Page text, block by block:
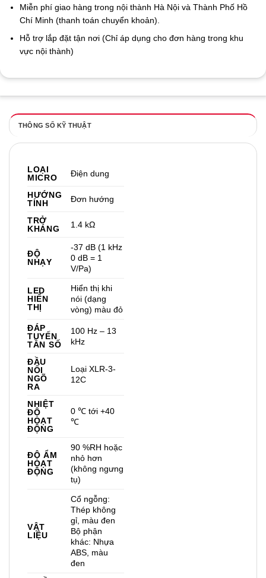
Miễn phí giao hàng trong nội thành Hà Nội và Thành Phố Hồ
Chí Minh (thanh toán chuyển khoản).
Hỗ trợ lắp đặt tận nơi (Chỉ áp dụng cho đơn hàng trong khu
vực nội thành)
THÔNG SỐ KỸ THUẬT
LOẠI
MICRO
Điện dung
HƯỚNG
TÍNH
Đơn hướng
TRỞ
KHÁNG
1.4 kΩ
ĐỘ
NHẠY
-37 dB (1 kHz
0 dB = 1
V/Pa)
LED
HIỂN
THỊ
Hiển thị khi
nói (dạng
vòng) màu đỏ
ĐÁP
TUYẾN
TẦN SỐ
100 Hz – 13
kHz
ĐẦU
NỐI
NGÕ
RA
Loại XLR-3-
12C
NHIỆT
ĐỘ
HOẠT
ĐỘNG
0 ℃ tới +40
℃
ĐỘ ẨM
HOẠT
ĐỘNG
90 %RH hoặc
nhỏ hơn
(không ngưng
tụ)
VẬT
LIỆU
Cổ ngỗng:
Thép không
gỉ, màu đen
Bộ phận
khác: Nhựa
ABS, màu
đen